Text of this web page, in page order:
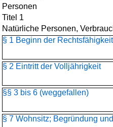
Personen
Titel 1
Natürliche Personen,
§ 1 Beginn der Rechtsfähigkeit
§ 2 Eintritt der Volljährigkeit
§§ 3 bis 6 (weggefallen)
§ 7 Wohnsitz; Begründung